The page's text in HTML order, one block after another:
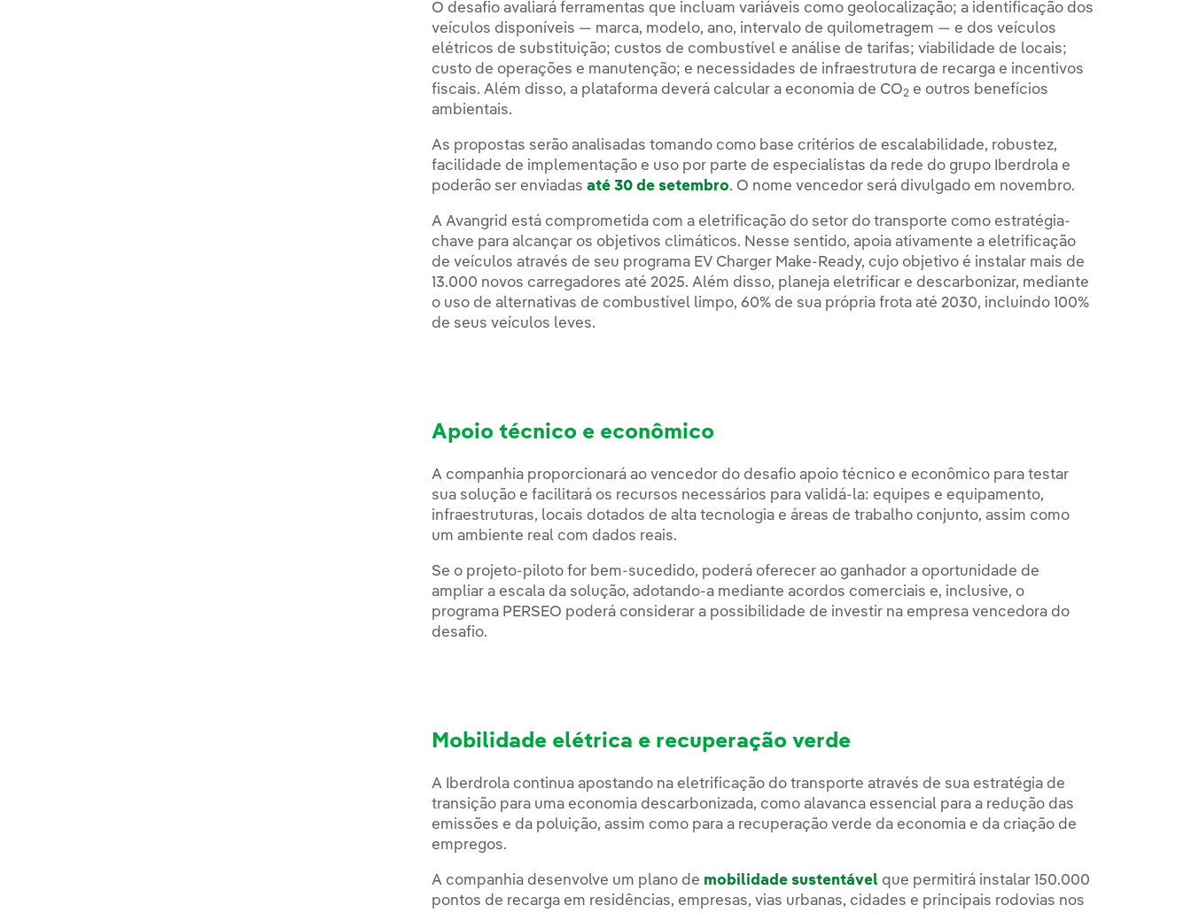
O desafio avaliará ferramentas que incluam variáveis como geolocalização; a identificação dos
veículos disponíveis — marca, modelo, ano, intervalo de quilometragem — e dos veículos
elétricos de substituição; custos de combustível e análise de tarifas; viabilidade de locais;
custo de operações e manutenção; e necessidades de infraestrutura de recarga e incentivos
fiscais. Além disso, a plataforma deverá calcular a economia de CO2 e outros benefícios
ambientais.
As propostas serão analisadas tomando como base critérios de escalabilidade, robustez,
facilidade de implementação e uso por parte de especialistas da rede do grupo Iberdrola e
poderão ser enviadasaté 30 de setembro. O nome vencedor será divulgado em novembro.
A Avangrid está comprometida com a eletrificação do setor do transporte como estratégia-
chave para alcançar os objetivos climáticos. Nesse sentido, apoia ativamente a eletrificação
de veículos através de seu programa EV Charger Make-Ready, cujo objetivo é instalar mais de
13.000 novos carregadores até 2025. Além disso, planeja eletrificar e descarbonizar, mediante
o uso de alternativas de combustível limpo, 60% de sua própria frota até 2030, incluindo 100%
de seus veículos leves.
Apoio técnico e econômico
A companhia proporcionará ao vencedor do desafio apoio técnico e econômico para testar
sua solução e facilitará os recursos necessários para validá-la: equipes e equipamento,
infraestruturas, locais dotados de alta tecnologia e áreas de trabalho conjunto, assim como
um ambiente real com dados reais.
Se o projeto-piloto for bem-sucedido, poderá oferecer ao ganhador a oportunidade de
ampliar a escala da solução, adotando-a mediante acordos comerciais e, inclusive, o
programa PERSEO poderá considerar a possibilidade de investir na empresa vencedora do
desafio.
Mobilidade elétrica e recuperação verde
A Iberdrola continua apostando na eletrificação do transporte através de sua estratégia de
transição para uma economia descarbonizada, como alavanca essencial para a redução das
emissões e da poluição, assim como para a recuperação verde da economia e da criação de
empregos.
A companhia desenvolve um plano de mobilidade sustentável que permitirá instalar 150.000
pontos de recarga em residências, empresas, vias urbanas, cidades e principais rodovias nos